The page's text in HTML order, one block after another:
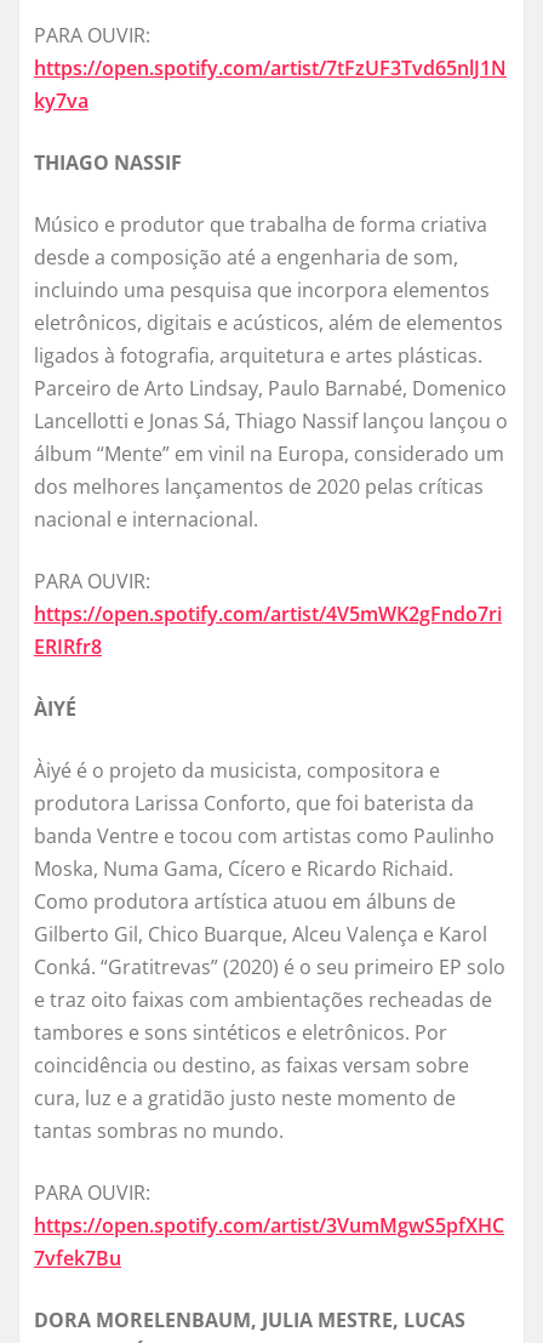
PARA OUVIR:
https://open.spotify.com/artist/7tFzUF3Tvd65nlJ1N
ky7va
THIAGO NASSIF
Músico e produtor que trabalha de forma criativa
desde a composição até a engenharia de som,
incluindo uma pesquisa que incorpora elementos
eletrônicos, digitais e acústicos, além de elementos
ligados à fotografia, arquitetura e artes plásticas.
Parceiro de Arto Lindsay, Paulo Barnabé, Domenico
Lancellotti e Jonas Sá, Thiago Nassif lançou lançou o
álbum “Mente” em vinil na Europa, considerado um
dos melhores lançamentos de 2020 pelas críticas
nacional e internacional.
PARA OUVIR:
https://open.spotify.com/artist/4V5mWK2gFndo7ri
ERIRfr8
ÀIYÉ
Àiyé é o projeto da musicista, compositora e
produtora Larissa Conforto, que foi baterista da
banda Ventre e tocou com artistas como Paulinho
Moska, Numa Gama, Cícero e Ricardo Richaid.
Como produtora artística atuou em álbuns de
Gilberto Gil, Chico Buarque, Alceu Valença e Karol
Conká. “Gratitrevas” (2020) é o seu primeiro EP solo
e traz oito faixas com ambientações recheadas de
tambores e sons sintéticos e eletrônicos. Por
coincidência ou destino, as faixas versam sobre
cura, luz e a gratidão justo neste momento de
tantas sombras no mundo.
PARA OUVIR:
https://open.spotify.com/artist/3VumMgwS5pfXHC
7vfek7Bu
DORA MORELENBAUM, JULIA MESTRE, LUCAS